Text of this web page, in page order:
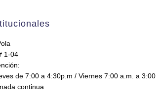
1-04
de 7:00 a 4:30p.m / Viernes 7:00 a.m. a 3:00
continua